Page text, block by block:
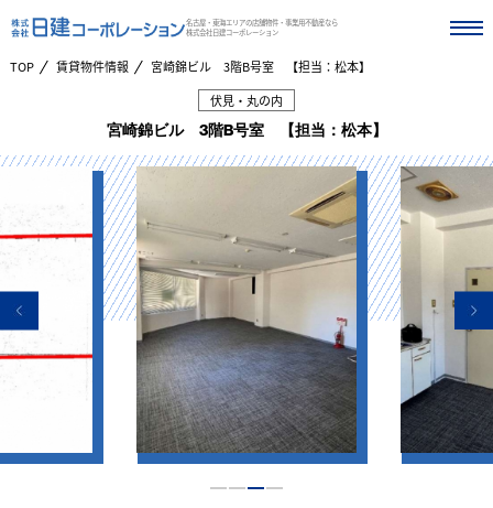
名古屋・東海エリアの店舗物件・事業用不動産なら
株式会社日建コーポレーション
TOP 賃貸物件情報
宮崎錦ビル 3階B号室 【担当：松本】
伏見・丸の内
宮崎錦ビル 3階B号室 【担当：松本】